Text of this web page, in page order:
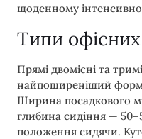
щоденному
Типи офісних
Прямі двомісні та
найпоширеніший
Ширина посадкового
глибина сидіння —
положення сидячи.